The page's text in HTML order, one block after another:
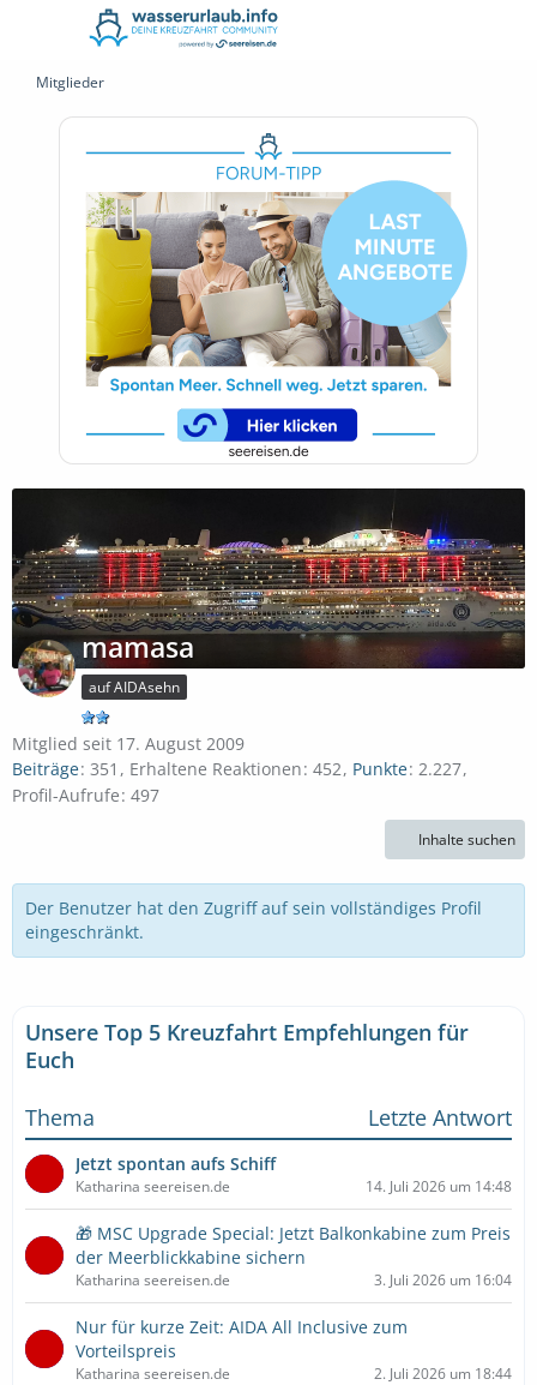
Mitglieder
mamasa
auf AIDAsehn
Mitglied seit 17. August 2009
Beiträge 351 Erhaltene Reaktionen 452 Punkte 2.227
Profil-Aufrufe 497
Inhalte suchen
Der Benutzer hat den Zugriff auf sein vollständiges Profil
eingeschränkt.
Unsere Top 5 Kreuzfahrt Empfehlungen für
Euch
Thema
Letzte Antwort
Jetzt spontan aufs Schiff
Katharina seereisen.de 14. Juli 2026 um 14:48
🎁 MSC Upgrade Special: Jetzt Balkonkabine zum Preis
der Meerblickkabine sichern
Katharina seereisen.de 3. Juli 2026 um 16:04
Nur für kurze Zeit: AIDA All Inclusive zum
Vorteilspreis
Katharina seereisen.de 2. Juli 2026 um 18:44